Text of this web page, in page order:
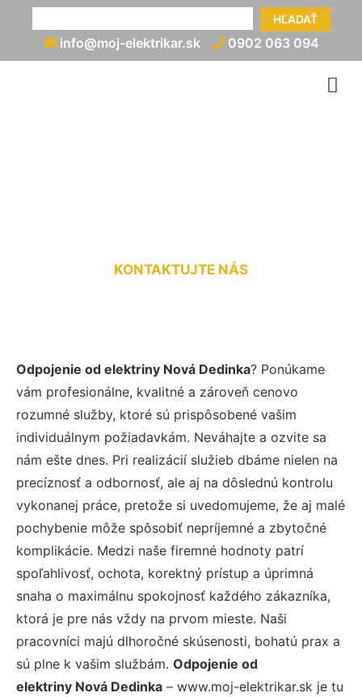
HĽADAŤ
info@moj-elektrikar.sk 0902 063 094
KONTAKTUJTE NÁS
Odpojenie od elektriny Nová Dedinka? Ponúkame
vám profesionálne, kvalitné a zároveň cenovo
rozumné služby, ktoré sú prispôsobené vašim
individuálnym požiadavkám. Neváhajte a ozvite sa
nám ešte dnes. Pri realizácií služieb dbáme nielen na
precíznosť a odbornosť, ale aj na dôslednú kontrolu
vykonanej práce, pretože si uvedomujeme, že aj malé
pochybenie môže spôsobiť nepríjemné a zbytočné
komplikácie. Medzi naše firemné hodnoty patrí
spoľahlivosť, ochota, korektný prístup a úprimná
snaha o maximálnu spokojnosť každého zákazníka,
ktorá je pre nás vždy na prvom mieste. Naši
pracovníci majú dlhoročné skúsenosti, bohatú prax a
sú plne k vašim službám. Odpojenie od
elektriny Nová Dedinka – www.moj-elektrikar.sk je tu